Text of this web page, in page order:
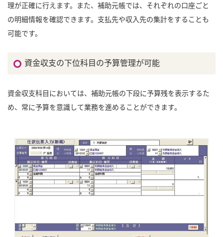
理が正確に行えます。また、補助元帳では、それぞれの口座ごと
の明細情報を確認できます。支払先や収入先の集計をすることも
可能です。
資金収支の下位科目の予算管理が可能
資金収支科目においては、補助元帳の下段に予算残を表示するた
め、常に予算を意識して業務を進めることができます。